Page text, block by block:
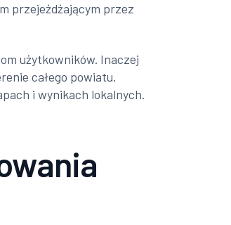
przejeżdżającym przez
użytkowników. Inaczej
całego powiatu.
i wynikach lokalnych.